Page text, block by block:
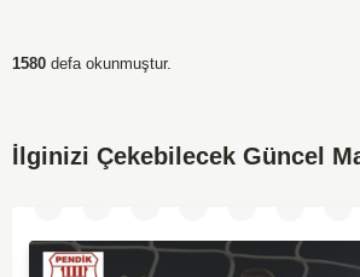
1580 defa okunmuştur.
İlginizi Çekebilecek Güncel